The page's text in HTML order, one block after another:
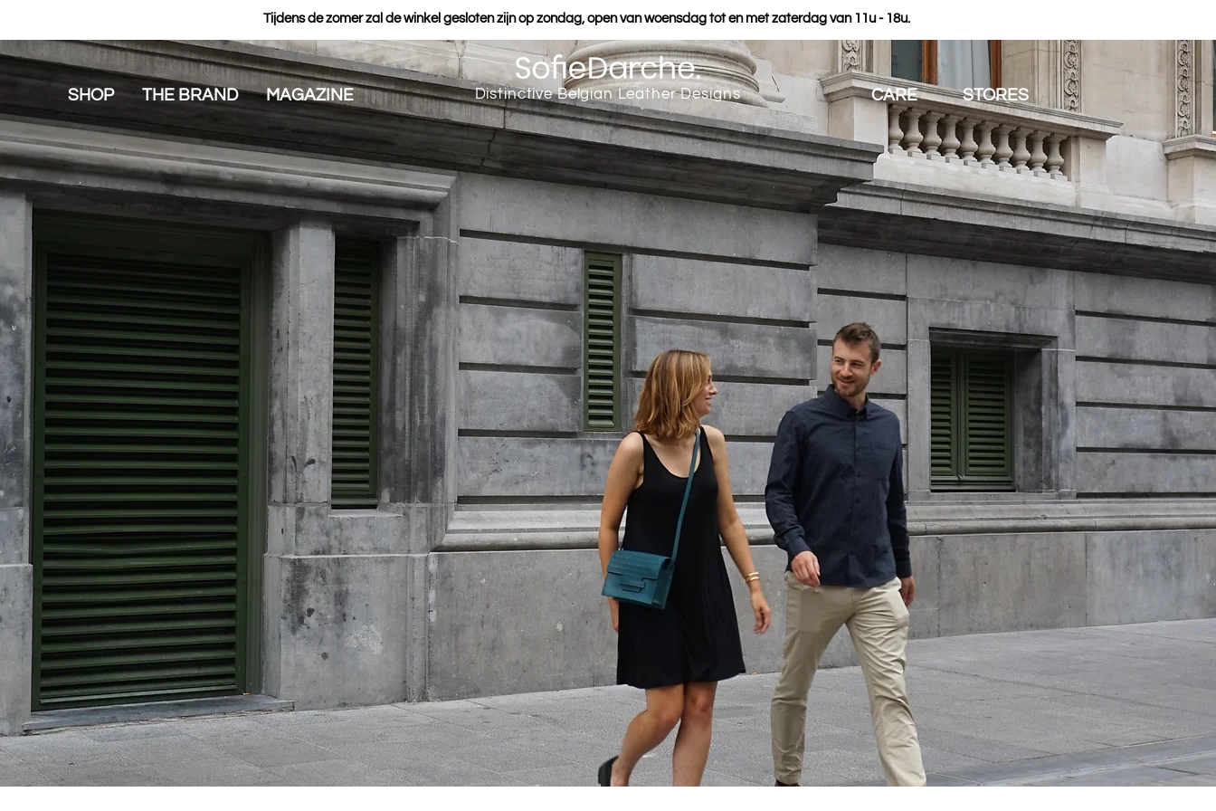
Tijdens de zomer zal de winkel gesloten zijn op zondag, open van woensdag tot en met zaterdag van 11u - 18u.
SHOP THE BRAND MAGAZINE Distinctive Belgian Leather Designs CARE STORES